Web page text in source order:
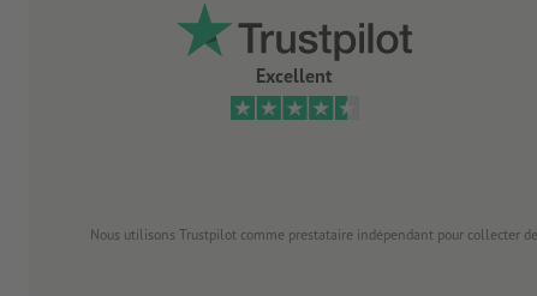
Excellent
Nous utilisons Trustpilot comme prestataire indépendant pour collecter